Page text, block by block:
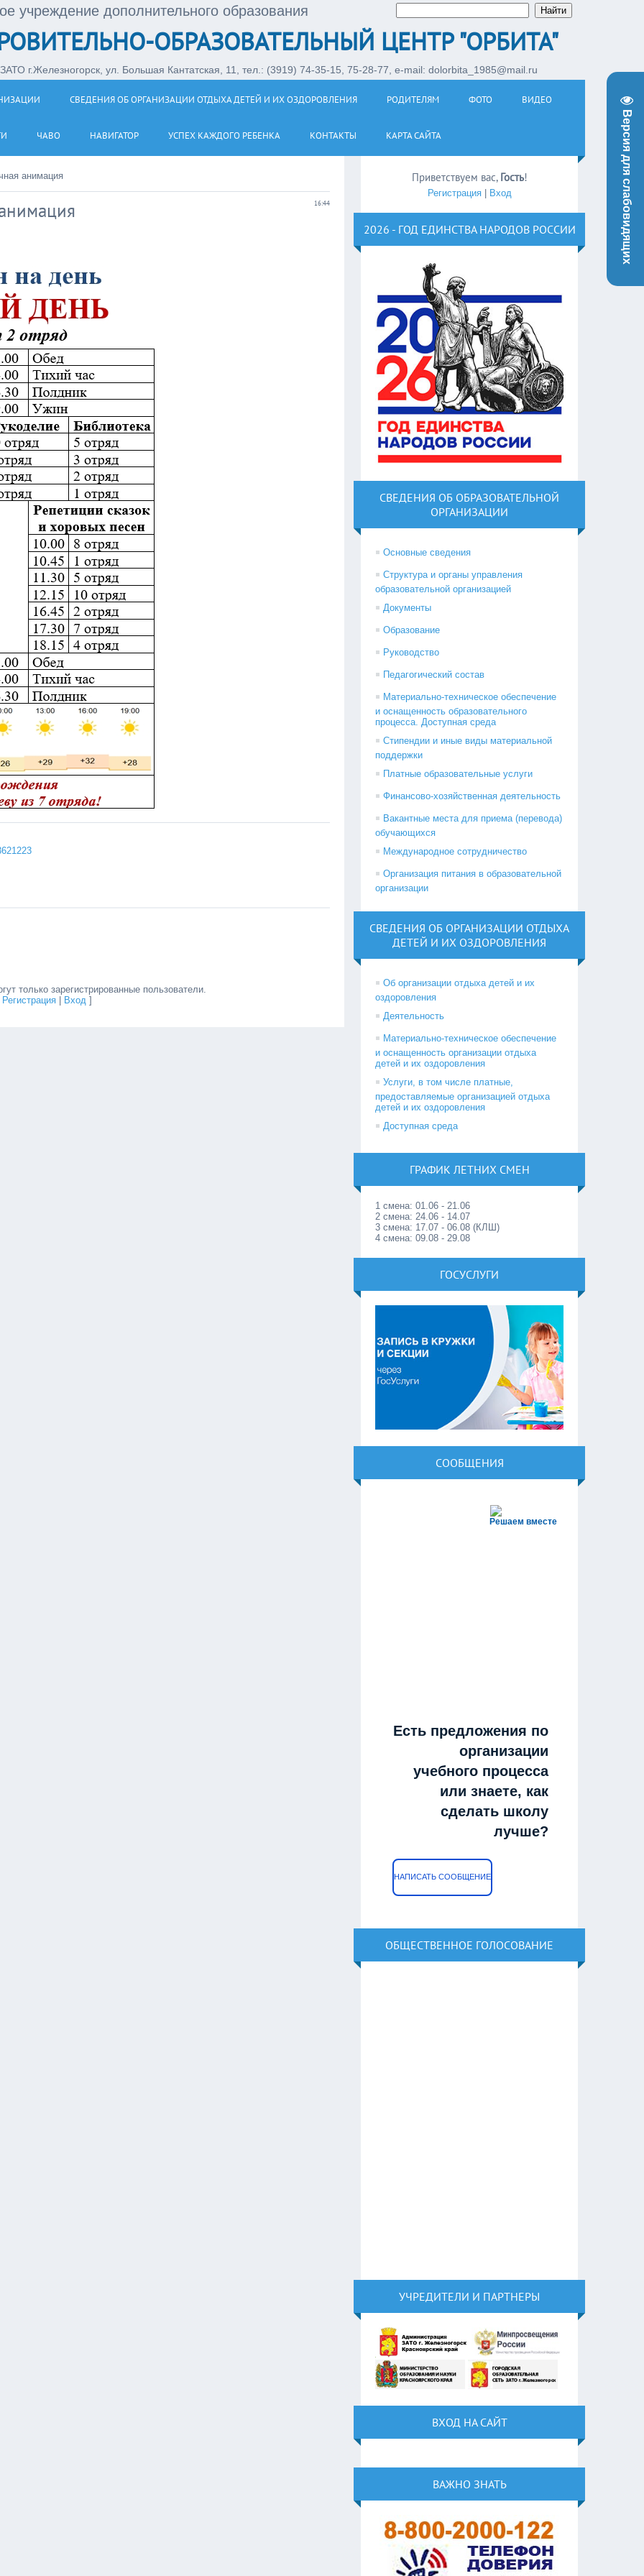
Версия для слабовидящих
учреждение дополнительного образования
ОБРАЗОВАТЕЛЬНЫЙ ЦЕНТР "ОРБИТА"
г.Железногорск, ул. Большая Кантатская, 11, тел.: (3919) 74-35-15, 75-28-77, e-mail: dolorbita_1985@mail.ru
СВЕДЕНИЯ ОБ ОРГАНИЗАЦИИ ОТДЫХА ДЕТЕЙ И ИХ ОЗДОРОВЛЕНИЯ РОДИТЕЛЯМ ФОТО ВИДЕО
ЧАВО НАВИГАТОР УСПЕХ КАЖДОГО РЕБЕНКА КОНТАКТЫ КАРТА САЙТА
анимация
16:44
только зарегистрированные пользователи.
Регистрация Вход ]
Приветствуем вас, Гость!
Регистрация| Вход
2026 - ГОД ЕДИНСТВА НАРОДОВ РОССИИ
СВЕДЕНИЯ ОБ ОБРАЗОВАТЕЛЬНОЙ
ОРГАНИЗАЦИИ
Основные сведения
Структура и органы управления
образовательной организацией
Документы
Образование
Руководство
Педагогический состав
Материально-техническое обеспечение
и оснащенность образовательного
процесса. Доступная среда
Стипендии и иные виды материальной
поддержки
Платные образовательные услуги
Финансово-хозяйственная деятельность
Вакантные места для приема (перевода)
обучающихся
Международное сотрудничество
Организация питания в образовательной
организации
СВЕДЕНИЯ ОБ ОРГАНИЗАЦИИ ОТДЫХА
ДЕТЕЙ И ИХ ОЗДОРОВЛЕНИЯ
Об организации отдыха детей и их
оздоровления
Деятельность
Материально-техническое обеспечение
и оснащенность организации отдыха
детей и их оздоровления
Услуги, в том числе платные,
предоставляемые организацией отдыха
детей и их оздоровления
Доступная среда
ГРАФИК ЛЕТНИХ СМЕН
1 смена: 01.06 - 21.06
2 смена: 24.06 - 14.07
3 смена: 17.07 - 06.08 (КЛШ)
4 смена: 09.08 - 29.08
ГОСУСЛУГИ
СООБЩЕНИЯ
Решаем вместе
Есть предложения по
организации
учебного процесса
или знаете, как
сделать школу
лучше?
НАПИСАТЬ СООБЩЕНИЕ
ОБЩЕСТВЕННОЕ ГОЛОСОВАНИЕ
УЧРЕДИТЕЛИ И ПАРТНЕРЫ
ВХОД НА САЙТ
ВАЖНО ЗНАТЬ